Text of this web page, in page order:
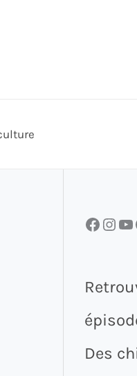
Facebook InstagramYouTube
Des